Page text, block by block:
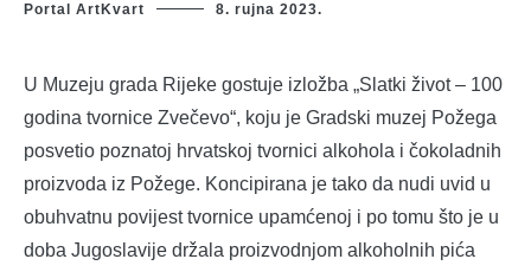
Portal ArtKvart 8. rujna 2023.
U Muzeju grada Rijeke gostuje izložba „Slatki život – 100
godina tvornice Zvečevo“, koju je Gradski muzej Požega
posvetio poznatoj hrvatskoj tvornici alkohola i čokoladnih
proizvoda iz Požege. Koncipirana je tako da nudi uvid u
obuhvatnu povijest tvornice upamćenoj i po tomu što je u
doba Jugoslavije držala proizvodnjom alkoholnih pića